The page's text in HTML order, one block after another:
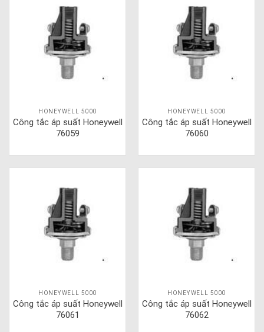
HONEYWELL 5000
Công tắc áp suất Honeywell
76059
HONEYWELL 5000
Công tắc áp suất Honeywell
76060
HONEYWELL 5000
Công tắc áp suất Honeywell
76061
HONEYWELL 5000
Công tắc áp suất Honeywell
76062